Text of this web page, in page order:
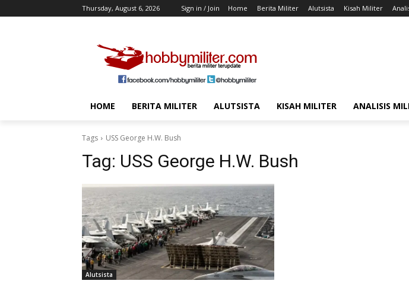
Thursday, August 6, 2026 Sign in / Join Home Berita Militer Alutsista Kisah Militer
HOME BERITA MILITER ALUTSISTA KISAH MILITER ANALISIS
Tags USS George H.W. Bush
Tag: USS George H.W. Bush
Alutsista